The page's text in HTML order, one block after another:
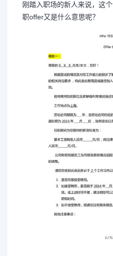
刚踏入职场的新人来说，这
职offer又是什么意思呢？